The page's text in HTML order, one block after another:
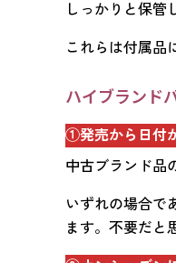
しっかりと保管
これらは付属品
ハイブランド
①発売から日付
中古ブランド品
いずれの場合で
ます。不要だと